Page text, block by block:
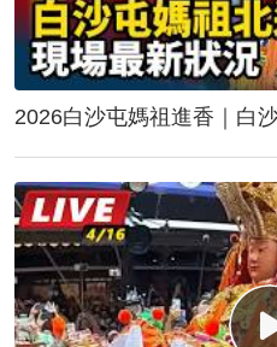
2026白沙屯媽祖進香｜白